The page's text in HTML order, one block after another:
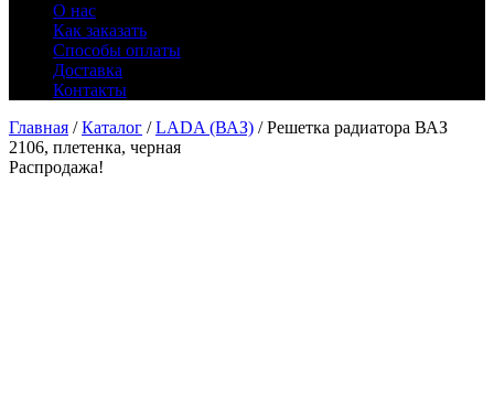
О нас
Как заказать
Способы оплаты
Доставка
Контакты
Главная /Каталог /LADA (ВАЗ) / Решетка радиатора ВАЗ
2106, плетенка, черная
Распродажа!